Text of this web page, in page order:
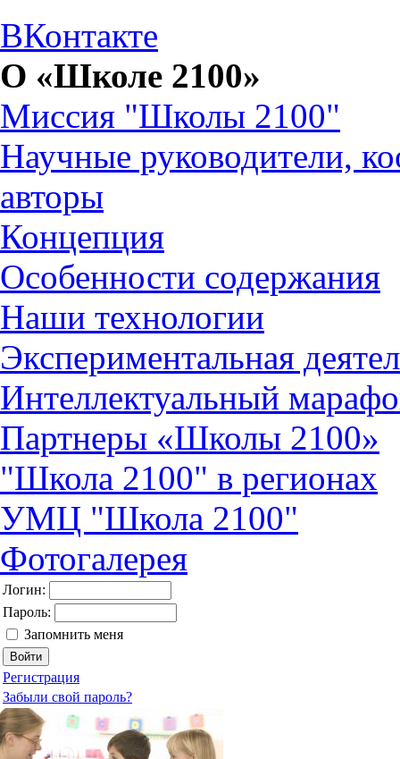
ВКонтакте
О «Школе 2100»
Миссия "Школы 2100"
Научные руководители,
авторы
Концепция
Особенности содержания
Наши технологии
Экспериментальная
Интеллектуальный
Партнеры «Школы 2100»
"Школа 2100" в регионах
УМЦ "Школа 2100"
Фотогалерея
Логин:
Пароль:
Запомнить меня
Регистрация
Забыли свой пароль?